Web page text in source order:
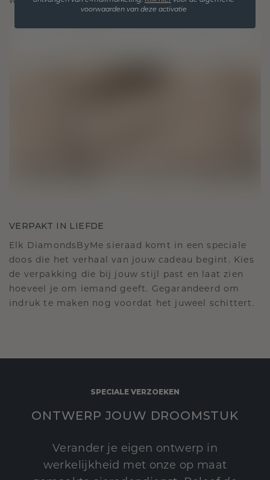
VERPAKT IN LIEFDE
Elk DiamondsByMe sieraad komt in een speciale
doos die het verhaal van jouw cadeau begint. Kies
de verpakking die bij jouw stijl past en laat zien
hoeveel je om iemand geeft. Gegarandeerd om
indruk te maken nog voordat het juweel schittert.
SPECIALE VERZOEKEN
ONTWERP JOUW DROOMSTUK
Verander je eigen ontwerp in
werkelijkheid met onze op maat
voorwaarden van deze activatie